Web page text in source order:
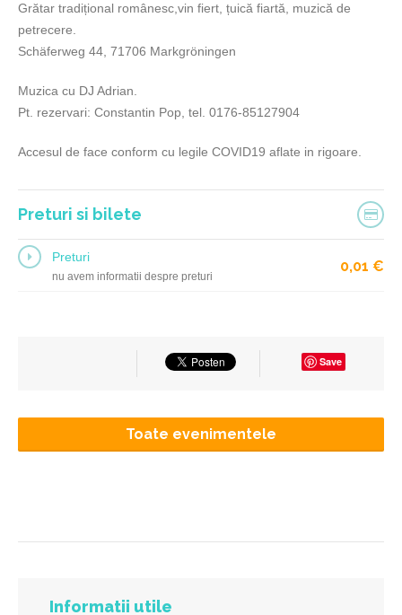
Grătar tradițional românesc,vin fiert, țuică fiartă, muzică de
petrecere.
Schäferweg 44, 71706 Markgröningen
Muzica cu DJ Adrian.
Pt. rezervari: Constantin Pop, tel. 0176-85127904
Accesul de face conform cu legile COVID19 aflate in rigoare.
Preturi si bilete
Preturi
nu avem informatii despre preturi
0,01 €
Save
Toate evenimentele
Informatii utile